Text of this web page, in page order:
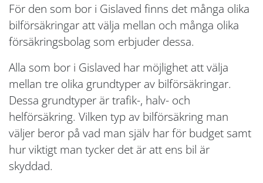
För den som bor i Gislaved finns det många olika
bilförsäkringar att välja mellan och många olika
försäkringsbolag som erbjuder dessa.
Alla som bor i Gislaved har möjlighet att välja
mellan tre olika grundtyper av bilförsäkringar.
Dessa grundtyper är trafik-, halv- och
helförsäkring. Vilken typ av bilförsäkring man
väljer beror på vad man själv har för budget samt
hur viktigt man tycker det är att ens bil är
skyddad.